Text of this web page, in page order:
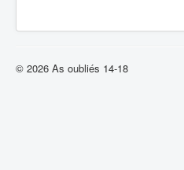
© 2026 As oubliés 14-18